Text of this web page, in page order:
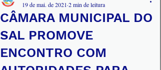
CÂMARA MUNICIPAL DO
SAL PROMOVE
ENCONTRO COM
19 de mai. de 2021 2 min de leitura